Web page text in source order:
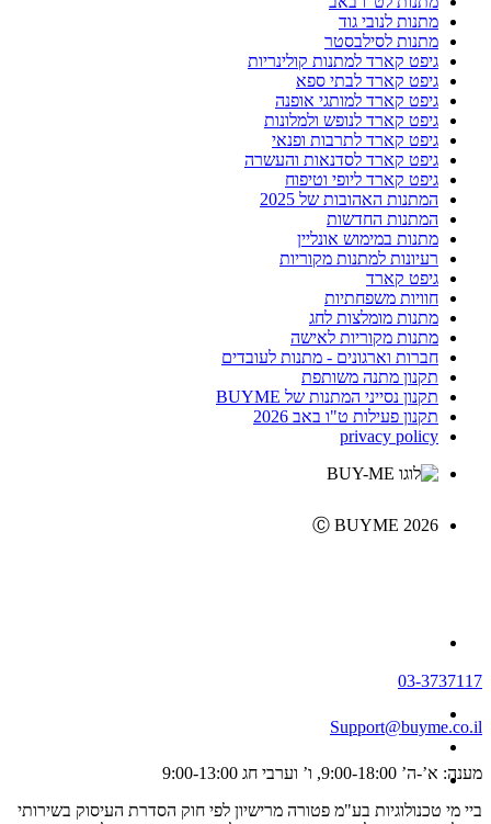
מתנות לנובי גוד
מתנות לסילבסטר
גיפט קארד למתנות קולינריות
גיפט קארד לבתי ספא
גיפט קארד למותגי אופנה
גיפט קארד לנופש ולמלונות
גיפט קארד לתרבות ופנאי
גיפט קארד לסדנאות והעשרה
גיפט קארד ליופי וטיפוח
המתנות האהובות של 2025
המתנות החדשות
מתנות במימוש אונליין
רעיונות למתנות מקוריות
גיפט קארד
חוויות משפחתיות
מתנות מומלצות לחג
מתנות מקוריות לאישה
חברות וארגונים - מתנות לעובדים
תקנון מתנה משותפת
תקנון נסייני המתנות של BUYME
תקנון פעילות ט"ו באב 2026
privacy policy
Ⓒ BUYME 2026
03-3737117
Support@buyme.co.il
מענה: א’-ה’ 9:00-18:00, ו’ וערבי חג 9:00-13:00
ביי מי טכנולוגיות בע"מ פטורה מרישיון לפי חוק הסדרת העיסוק בשירותי